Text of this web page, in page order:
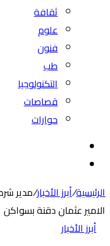
ثقافة
علوم
فنون
طب
التكنولوجيا
قصاصات
حوارات
المظلم
الرئيسية/أبرز الأخبار/مدير
الامير عثمان دقنة بسواكن
أبرز الأخبار